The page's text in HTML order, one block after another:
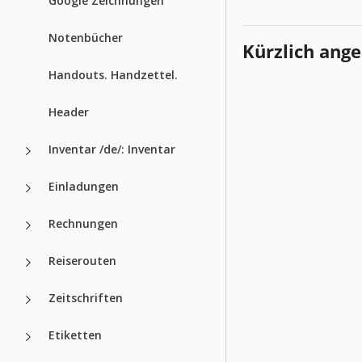
Notenbücher
Handouts. Handzettel.
Header
Inventar /de/: Inventar
Einladungen
Rechnungen
Reiserouten
Zeitschriften
Etiketten
Kürzlich